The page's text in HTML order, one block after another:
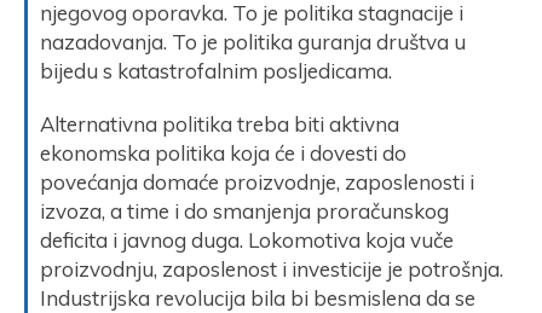
njegovog oporavka. To je politika stagnacije i
nazadovanja. To je politika guranja društva u
bijedu s katastrofalnim posljedicama.
Alternativna politika treba biti aktivna
ekonomska politika koja će i dovesti do
povećanja domaće proizvodnje, zaposlenosti i
izvoza, a time i do smanjenja proračunskog
deficita i javnog duga. Lokomotiva koja vuče
proizvodnju, zaposlenost i investicije je potrošnja.
Industrijska revolucija bila bi besmislena da se